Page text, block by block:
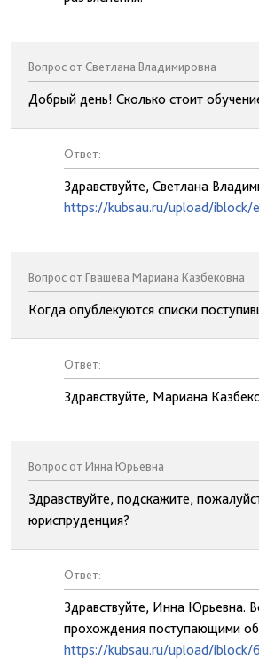
Вопрос от Светлана Владимировна
Добрый день! Сколько стоит
Ответ:
Здравствуйте, Светлана
https://kubsau.ru/upload/iblock/
Вопрос от Гвашева Мариана Казбековна
Когда опублекуются списки
Ответ:
Здравствуйте, Мариана
Вопрос от Инна Юрьевна
Здравствуйте, подскажите,
юриспруденция?
Ответ:
Здравствуйте, Инна Юрьевна.
прохождения поступающими
https://kubsau.ru/upload/